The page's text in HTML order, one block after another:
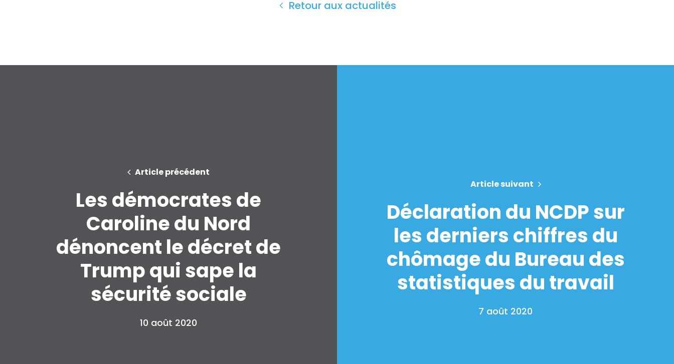
Retour aux actualités
Article précédent
Les démocrates de
Caroline du Nord
dénoncent le décret de
Trump qui sape la
sécurité sociale
10 août 2020
Article suivant
Déclaration du NCDP sur
les derniers chiffres du
chômage du Bureau des
statistiques du travail
7 août 2020